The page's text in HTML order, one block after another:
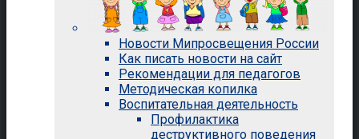
Новости Мипросвещения России
Как писать новости на сайт
Рекомендации для педагогов
Методическая копилка
Воспитательная деятельность
Профилактика
деструктивного поведения